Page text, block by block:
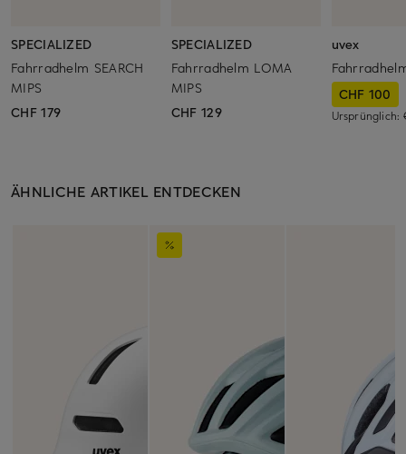
SPECIALIZED
Fahrradhelm SEARCH
MIPS
CHF 179
SPECIALIZED
Fahrradhelm LOMA
MIPS
CHF 129
uvex
CHF 100
Ursprünglich:
ÄHNLICHE ARTIKEL ENTDECKEN